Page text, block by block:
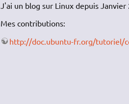
J'ai un blog sur Linux depuis Janvier
Mes contributions:
http://doc.ubuntu-fr.org/tutoriel/